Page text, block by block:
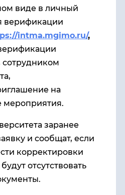
виде в личный
верификации
intma.mgimo.ru/,
на
мероприятия.
заранее
и сообщат, если
корректировки
отсутствовать